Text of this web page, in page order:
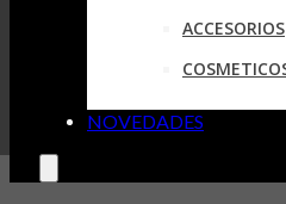
ACCESORIOS
NOVEDADES